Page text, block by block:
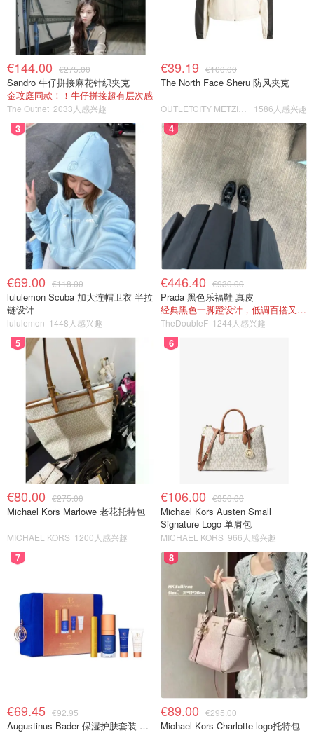
€144.00 €275.00
Sandro 牛仔拼接麻花针织夹克
金玟庭同款！！牛仔拼接超有层次感
The Outnet 2033人感兴趣
€39.19 €100.00
The North Face Sheru 防风夹克
1586人感兴趣
3
€69.00 €118.00
lululemon Scuba 加大连帽卫衣 半拉
链设计
lululemon 1448人感兴趣
4
€446.40 €930.00
Prada 黑色乐福鞋 真皮
经典黑色一脚蹬设计，低调百搭又高级
TheDoubleF 1244人感兴趣
5
€80.00 €275.00
Michael Kors Marlowe 老花托特包
MICHAEL KORS 1200人感兴趣
6
€106.00 €350.00
Michael Kors Austen Small
Signature Logo 单肩包
MICHAEL KORS 966人感兴趣
7
€69.45 €92.95
Augustinus Bader 保湿护肤套装 TFC8®
8
€89.00 €295.00
Michael Kors Charlotte logo托特包